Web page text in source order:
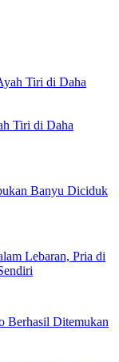
Tiri di Daha
Banyu Diciduk
Lebaran, Pria di
Berhasil Ditemukan